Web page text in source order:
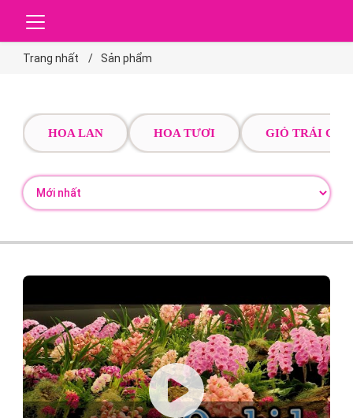
Trang nhất Sản phẩm
HOA LAN HOA TƯƠI GIỎ TRÁI CÂY